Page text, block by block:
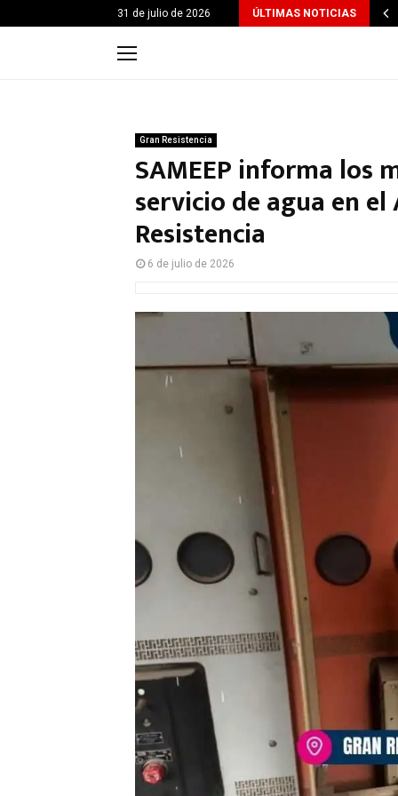
31 de julio de 2026 ÚLTIMAS NOTICIAS
Gran Resistencia
SAMEEP informa los
servicio de agua en
Resistencia
6 de julio de 2026